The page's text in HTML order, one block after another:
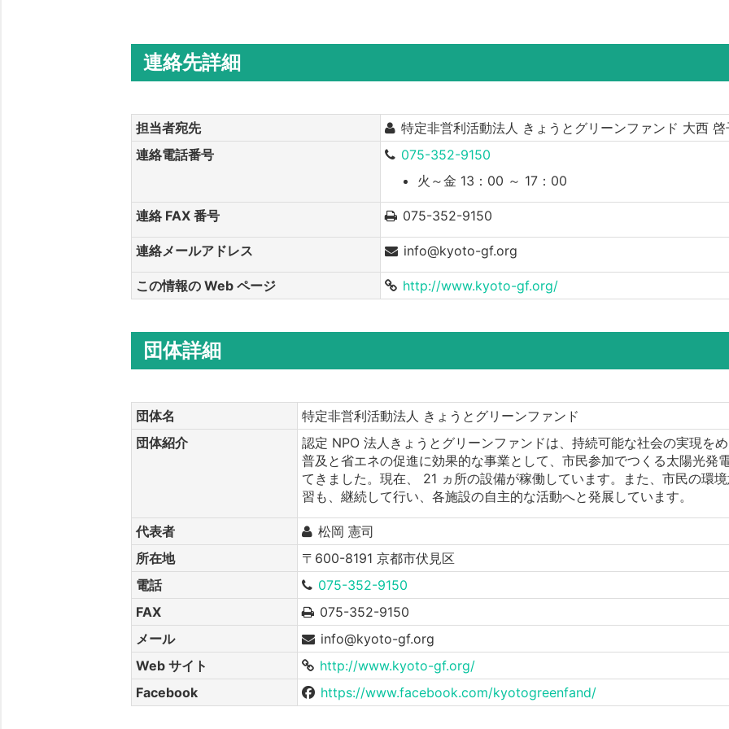
連絡先詳細
担当者宛先
特定非営利活動法人 きょうとグリーンファンド 大西 啓
連絡電話番号
075-352-9150
火～金 13：00 ～ 17：00
連絡 FAX 番号 075-352-9150
連絡メールアドレス info@kyoto-gf.org
この情報の Web ページ http://www.kyoto-gf.org/
団体詳細
団体名
特定非営利活動法人 きょうとグリーンファンド
団体紹介
認定 NPO 法人きょうとグリーンファンドは、持続可能な社会の実現を
普及と省エネの促進に効果的な事業として、市民参加でつくる太陽光発
てきました。現在、 21 ヵ所の設備が稼働しています。また、市民の環
習も、継続して行い、各施設の自主的な活動へと発展しています。
代表者
松岡 憲司
所在地
〒600-8191 京都市伏見区
電話
075-352-9150
FAX
075-352-9150
メール
info@kyoto-gf.org
Web サイト
http://www.kyoto-gf.org/
Facebook
https://www.facebook.com/kyotogreenfand/